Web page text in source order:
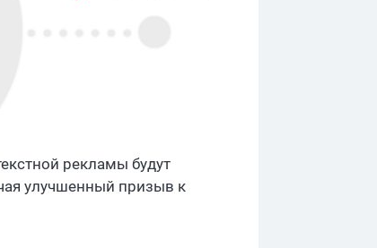
рекламы будут
улучшенный призыв к